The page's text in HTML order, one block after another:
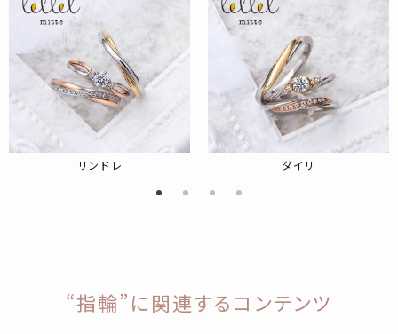
リンドレ ダイリ
“指輪”に関連するコンテンツ